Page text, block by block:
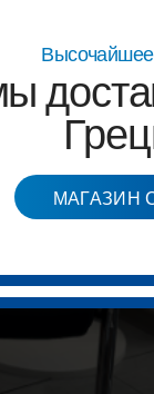
Высочайшее
МАГАЗИН